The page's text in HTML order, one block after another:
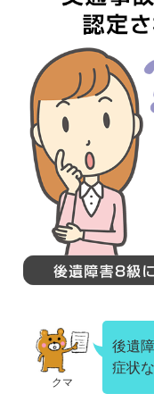
クマ
後遺
症状